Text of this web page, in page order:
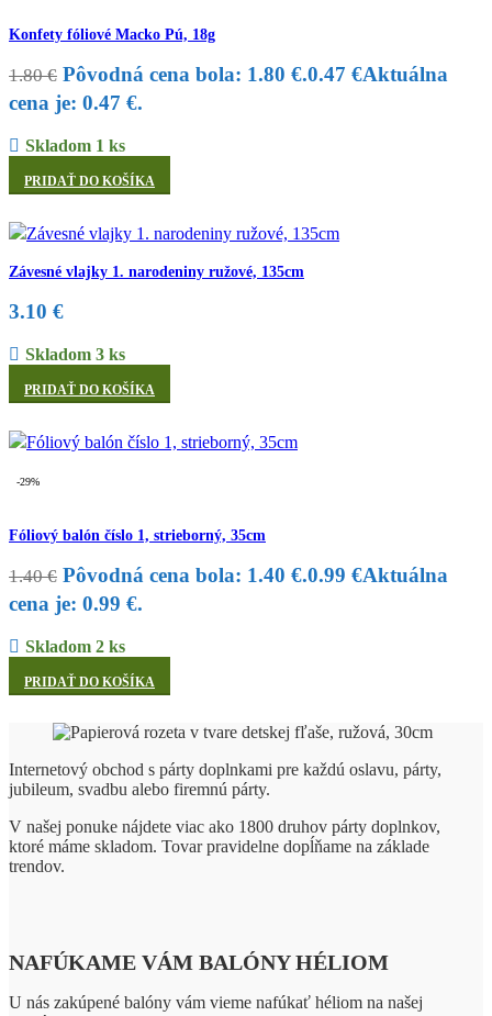
Konfety fóliové Macko Pú, 18g
1.80€ Pôvodná cena bola: 1.80 €.0.47 €Aktuálna
cena je: 0.47 €.
Skladom 1 ks
PRIDAŤ DO KOŠÍKA
Závesné vlajky 1. narodeniny ružové, 135cm
3.10 €
Skladom 3 ks
PRIDAŤ DO KOŠÍKA
-29%
Fóliový balón číslo 1, strieborný, 35cm
1.40€ Pôvodná cena bola: 1.40 €.0.99 €Aktuálna
cena je: 0.99 €.
Skladom 2 ks
PRIDAŤ DO KOŠÍKA
Internetový obchod s párty doplnkami pre každú oslavu, párty,
jubileum, svadbu alebo firemnú párty.
V našej ponuke nájdete viac ako 1800 druhov párty doplnkov,
ktoré máme skladom. Tovar pravidelne dopĺňame na základe
trendov.
NAFÚKAME VÁM BALÓNY HÉLIOM
U nás zakúpené balóny vám vieme nafúkať héliom na našej